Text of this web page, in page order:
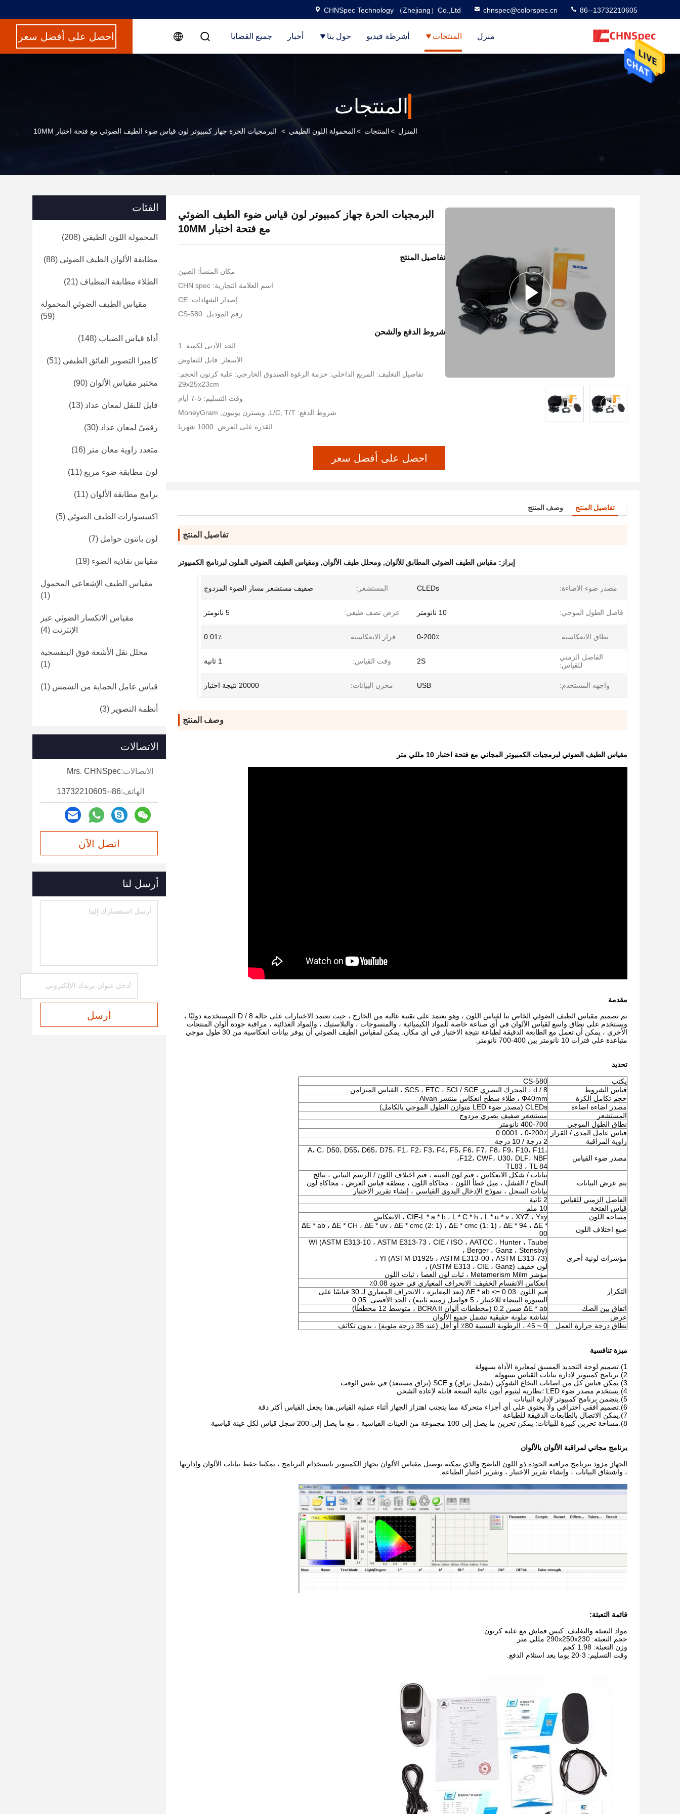
CHNSpec Technology （Zhejiang）Co.,Ltd chnspec@colorspec.cn 86--13732210605
منزل المنتجات أشرطة فيديو حول بنا أخبار جميع القضايا احصل على أفضل سعر
المنتجات
المنزل >المنتجات >المحمولة اللون الطيفي > البرمجيات الحرة جهاز كمبيوتر لون قياس ضوء الطيف الضوئي مع فتحة اختبار 10MM
البرمجيات الحرة جهاز كمبيوتر لون قياس ضوء الطيف الضوئي
مع فتحة اختبار 10MM
تفاصيل المنتج
مكان المنشأ: الصين
اسم العلامة التجارية: CHN spec
إصدار الشهادات: CE
رقم الموديل: CS-580
شروط الدفع والشحن
الحد الأدنى لكمية: 1
الأسعار: قابل للتفاوض
تفاصيل التغليف: المربع الداخلي: حزمة الرغوة الصندوق الخارجي: علبة كرتون الحجم:
29x25x23cm
وقت التسليم: 5-7 أيام
شروط الدفع: L/C, T/T, ويسترن يونيون, MoneyGram
القدرة على العرض: 1000 شهريا
احصل على أفضل سعر
تفاصيل المنتج وصف المنتج
تفاصيل المنتج
إبراز: مقياس الطيف الضوئي المطابق للألوان, ومحلل طيف الألوان, ومقياس الطيف الضوئي الملون لبرنامج الكمبيوتر
مصدر ضوء الاضاءة: CLEDs المستشعر: صفيف مستشعر مسار الضوء المزدوج
فاصل الطول الموجي: 10 نانومتر عرض نصف طيفي: 5 نانومتر
نطاق الانعكاسية: 0-200٪ قرار الانعكاسية: 0.01٪
الفاصل الزمني
للقياس:
2S وقت القياس: 1 ثانية
واجهه المستخدم: USB مخزن البيانات: 20000 نتيجة اختبار
وصف المنتج
مقياس الطيف الضوئي لبرمجيات الكمبيوتر المجاني مع فتحة اختبار 10 مللي متر
مقدمة
تم تصميم مقياس الطيف الضوئي الخاص بنا لقياس اللون ، وهو يعتمد على تقنية عالية من الخارج ، حيث تعتمد الاختبارات على حالة D / 8 المستخدمة دوليًا ،
ويستخدم على نطاق واسع لقياس الألوان في أي صناعة خاصة للمواد الكيميائية ، والمنسوجات ، والبلاستيك ، والمواد الغذائية ، مراقبة جودة ألوان المنتجات
الأخرى ، يمكن أن تعمل مع الطابعة الدقيقة لطباعة نتيجة الاختبار في أي مكان. يمكن لمقياس الطيف الضوئي أن يوفر بيانات انعكاسية من 30 طول موجي
متباعدة على فترات 10 نانومتر بين 400-700 نانومتر.
تحديد
يكتب
CS-580
قياس الشروط
d / 8 ، المحرك البصري SCS ، ETC ، SCI / SCE ، القياس المتزامن
حجم تكامل الكرة
Φ40mm ، طلاء سطح انعكاس منتشر Alvan
مصدر اضاءة اضاءة
CLEDs (مصدر ضوء LED متوازن الطول الموجي بالكامل)
المستشعر
مستشعر صفيف بصري مزدوج
نطاق الطول الموجي
400-700 نانومتر
قياس عامل المدى / القرار
0-200٪ ، 0.0001
زاوية المراقبة
2 درجة / 10 درجة
مصدر ضوء القياس
A، C، D50، D55، D65، D75، F1، F2، F3، F4، F5، F6، F7، F8، F9، F10، F11،
F12، CWF، U30، DLF، NBF،
TL83 ، TL 84
يتم عرض البيانات
بيانات / شكل الانعكاس ، قيم لون العينة ، قيم اختلاف اللون / الرسم البياني ، نتائج
النجاح / الفشل ، ميل خطأ اللون ، محاكاة اللون ، منطقة قياس العرض ، محاكاة لون
بيانات السجل ، نموذج الإدخال اليدوي القياسي ، إنشاء تقرير الاختبار
الفاصل الزمني للقياس
2 ثانية
قياس الفتحة
10 ملم
مساحة اللون
CIE-L * a * b ، L * C * h ، L * u * v ، XYZ ، Yxy ، الانعكاس
صيغ اختلاف اللون
ΔE * ab ، ΔE * CH ، ΔE * uv ، ΔE * cmc (2: 1) ، ΔE * cmc (1: 1) ، ΔE * 94 ، ΔE *
00
مؤشرات لونية أخرى
WI (ASTM E313-10 ، ASTM E313-73 ، CIE / ISO ، AATCC ، Hunter ، Taube
Berger ، Ganz ، Stensby) ،
YI (ASTM D1925 ، ASTM E313-00 ، ASTM E313-73) ،
لون خفيف (ASTM E313 ، CIE ، Ganz) ،
مؤشر Metamerism Milm ، ثبات لون العصا ، ثبات اللون
التكرار
انعكاس الانقسام الخفيف: الانحراف المعياري في حدود 0.08٪
قيم اللون: ΔE * ab <= 0.03 (بعد المعايرة ، الانحراف المعياري لـ 30 قياسًا على
السبورة البيضاء للاختبار ، 5 فواصل زمنية ثانية) ، الحد الأقصى: 0.05
اتفاق بين الصك
ΔE * ab ضمن 0.2 (مخططات ألوان BCRA II ، متوسط ​​12 مخططًا)
عرض
شاشة ملونة حقيقية تشمل جميع الألوان
نطاق درجة حرارة العمل
0 ~ 45 ، الرطوبة النسبية 80٪ أو أقل (عند 35 درجة مئوية) ، بدون تكاثف
ميزة تنافسية
1).تصميم لوحة التحديد المسبق لمعايرة الأداة بسهولة
2).برنامج كمبيوتر لإدارة بيانات القياس بسهولة
3).يمكن قياس كل من اصابات النخاع الشوكي (تشمل براق) و SCE (براق مستبعد) في نفس الوقت
4).يستخدم مصدر ضوء LED ؛بطارية ليثيوم أيون عالية السعة قابلة لإعادة الشحن
5).يتضمن برنامج كمبيوتر لإدارة البيانات
6).تصميم أفقي احترافي ولا يحتوي على أي أجزاء متحركة مما يتجنب اهتزاز الجهاز أثناء عملية القياس.هذا يجعل القياس أكثر دقة
7).يمكن الاتصال بالطابعات الدقيقة للطباعة
8).مساحة تخزين كبيرة للبيانات: يمكن تخزين ما يصل إلى 100 مجموعة من العينات القياسية ، مع ما يصل إلى 200 سجل قياس لكل عينة قياسية
برنامج مجاني لمراقبة الألوان بالألوان
الجهاز مزود ببرنامج مراقبة الجودة ذو اللون الناضج والذي يمكنه توصيل مقياس الألوان بجهاز الكمبيوتر.باستخدام البرنامج ، يمكننا حفظ بيانات الألوان وإدارتها
، واشتقاق البيانات ، وإنشاء تقرير الاختبار ، وتقرير اختبار الطباعة.
قائمة التعبئة:
مواد التعبئة والتغليف: كيس قماش مع علبة كرتون
حجم التعبئة: 290x250x230 مللي متر
وزن التعبئة: 1.98 كجم
وقت التسليم: 3-20 يوما بعد استلام الدفع.
الفئات
المحمولة اللون الطيفي (208)
مطابقة الألوان الطيف الضوئي (88)
الطلاء مطابقة المطياف (21)
مقياس الطيف الضوئي المحمولة
(59)
أداة قياس الضباب (148)
كاميرا التصوير الفائق الطيفي (51)
مختبر مقياس الألوان (90)
قابل للنقل لمعان عداد (13)
رقميّ لمعان عداد (30)
متعدد زاوية معان متر (16)
لون مطابقة ضوء مربع (11)
برامج مطابقة الألوان (11)
اكسسوارات الطيف الضوئي (5)
لون بانتون حوامل (7)
مقياس نفاذية الضوء (19)
مقياس الطيف الإشعاعي المحمول
(1)
مقياس الانكسار الضوئي عبر
الإنترنت (4)
محلل نقل الأشعة فوق البنفسجية
(1)
قياس عامل الحماية من الشمس (1)
أنظمة التصوير (3)
الاتصالات
الاتصالات:Mrs. CHNSpec
الهاتف:86--13732210605
اتصل الآن
أرسل لنا
ارسل